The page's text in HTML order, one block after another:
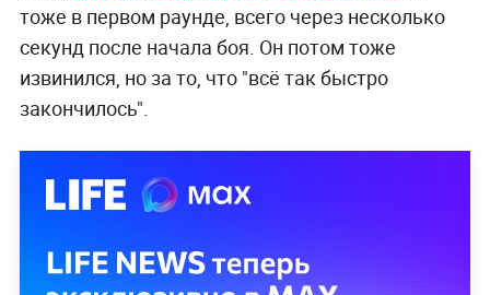
тоже в первом раунде, всего через несколько
секунд после начала боя. Он потом тоже
извинился, но за то, что "всё так быстро
закончилось".